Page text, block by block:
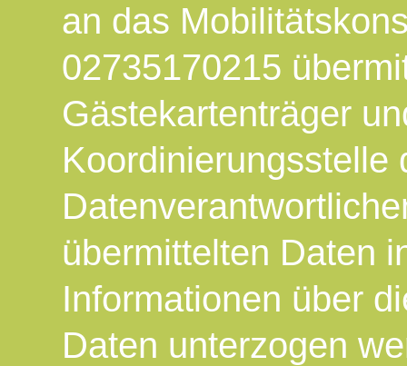
an das
02735170215
Gästekartenträger
Koordinierungsstelle
übermittelten Daten
Informationen über
Daten unterzogen